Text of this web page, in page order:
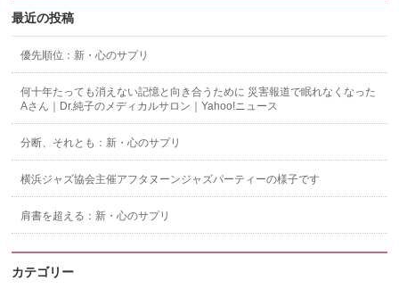
最近の投稿
優先順位：新・心のサプリ
何十年たっても消えない記憶と向き合うために 災害報道で眠れなくなった
Aさん｜Dr.純子のメディカルサロン｜Yahoo!ニュース
分断、それとも：新・心のサプリ
横浜ジャズ協会主催アフタヌーンジャズパーティーの様子です
肩書を超える：新・心のサプリ
カテゴリー